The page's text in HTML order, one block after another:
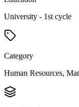
University - 1st cycle
Category
Human Resources,